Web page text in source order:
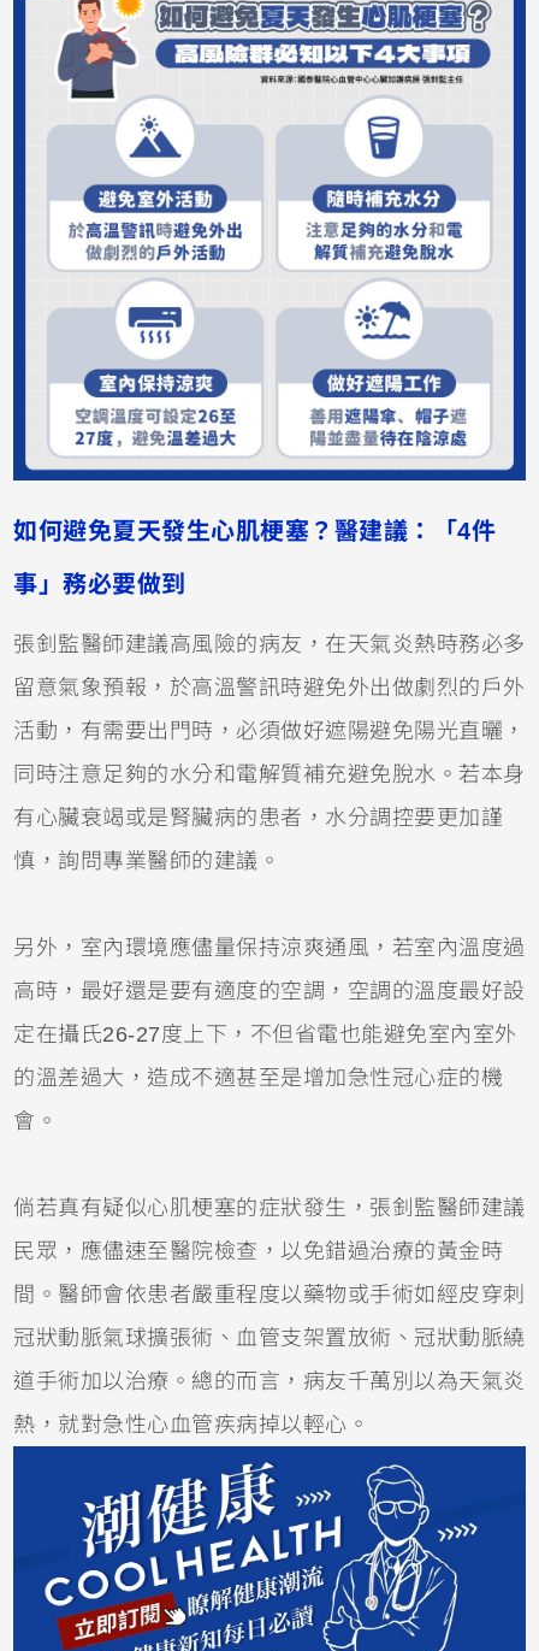
如何避免夏天發生心肌梗塞？醫建議：「4件
事」務必要做到
張釗監醫師建議高風險的病友，在天氣炎熱時務必多
留意氣象預報，於高溫警訊時避免外出做劇烈的戶外
活動，有需要出門時，必須做好遮陽避免陽光直曬，
同時注意足夠的水分和電解質補充避免脫水。若本身
有心臟衰竭或是腎臟病的患者，水分調控要更加謹
慎，詢問專業醫師的建議。
另外，室內環境應儘量保持涼爽通風，若室內溫度過
高時，最好還是要有適度的空調，空調的溫度最好設
定在攝氏26-27度上下，不但省電也能避免室內室外
的溫差過大，造成不適甚至是增加急性冠心症的機
會。
倘若真有疑似心肌梗塞的症狀發生，張釗監醫師建議
民眾，應儘速至醫院檢查，以免錯過治療的黃金時
間。醫師會依患者嚴重程度以藥物或手術如經皮穿刺
冠狀動脈氣球擴張術、血管支架置放術、冠狀動脈繞
道手術加以治療。總的而言，病友千萬別以為天氣炎
熱，就對急性心血管疾病掉以輕心。